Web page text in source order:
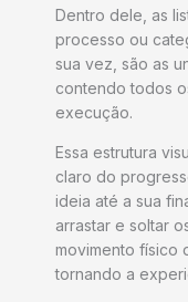
Dentro dele, as
processo ou
sua vez, são as
contendo todos
execução.
Essa estrutura
claro do
ideia até a sua
arrastar e soltar
movimento físico
tornando a